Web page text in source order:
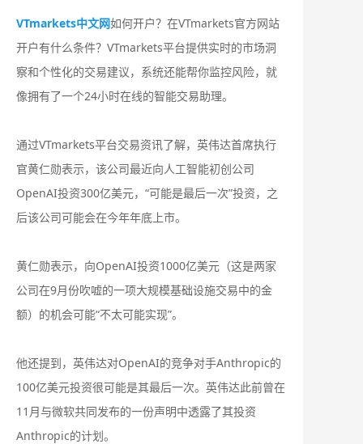
VTmarkets中文网如何开户？在VTmarkets官方网站
开户有什么条件？‌‌‌VTmarkets平台提供实时的市场洞
察和个性化的交易建议，系统还能帮你监控风险，就
像拥有了一个24小时在线的智能交易助理。
通过VTmarkets平台交易资讯了解，英伟达首席执行
官黄仁勋表示，该公司最近向人工智能初创公司
OpenAI投资300亿美元，“可能是最后一次”投资，之
后该公司可能会在今年年底上市。
黄仁勋表示，向OpenAI投资1000亿美元（这是两家
公司在9月份吹嘘的一项大规模基础设施交易中的金
额）的机会可能“不太可能实现”。
他还提到，英伟达对OpenAI的竞争对手Anthropic的
100亿美元投资很可能是其最后一次。英伟达此前曾在
11月与微软共同发布的一份声明中透露了其投资
Anthropic的计划。